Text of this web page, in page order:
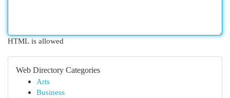
HTML is allowed
Web Directory Categories
Arts
Business